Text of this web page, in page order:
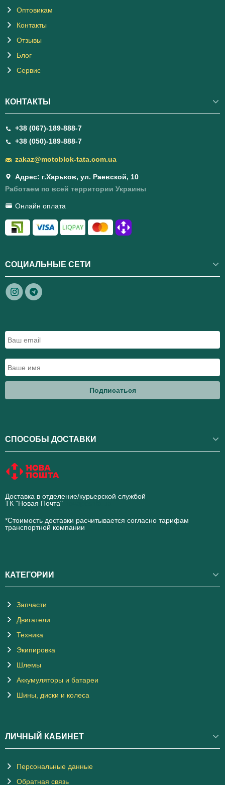
Оптовикам
Контакты
Отзывы
Блог
Сервис
КОНТАКТЫ
+38 (067)-189-888-7
+38 (050)-189-888-7
zakaz@motoblok-tata.com.ua
Адрес: г.Харьков, ул. Раевской, 10
Работаем по всей территории Украины
Онлайн оплата
СОЦИАЛЬНЫЕ СЕТИ
Подписаться
СПОСОБЫ ДОСТАВКИ
Доставка в отделение/курьерской службой
ТК "Новая Почта"
*Стоимость доставки расчитывается согласно тарифам
транспортной компании
КАТЕГОРИИ
Запчасти
Двигатели
Техника
Экипировка
Шлемы
Аккумуляторы и батареи
Шины, диски и колеса
ЛИЧНЫЙ КАБИНЕТ
Персональные данные
Обратная связь